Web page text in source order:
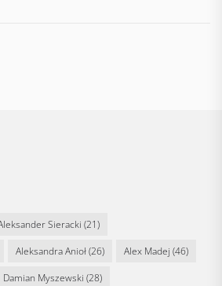
Aleksander Sieracki (21)
Aleksandra Anioł(26) Alex Madej (46)
Damian Myszewski (28)